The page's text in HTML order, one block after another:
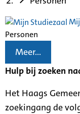
Personen
Meer...
Hulp bij zoeken
Het Haags
zoekingang de